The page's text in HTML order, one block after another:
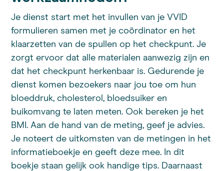
Je dienst start met het invullen van je VVID
formulieren samen met je coördinator en het
klaarzetten van de spullen op het checkpunt. Je
zorgt ervoor dat alle materialen aanwezig zijn en
dat het checkpunt herkenbaar is. Gedurende je
dienst komen bezoekers naar jou toe om hun
bloeddruk, cholesterol, bloedsuiker en
buikomvang te laten meten. Ook bereken je het
BMI. Aan de hand van de meting, geef je advies.
Je noteert de uitkomsten van de metingen in het
informatieboekje en geeft deze mee. In dit
boekje staan gelijk ook handige tips. Daarnaast